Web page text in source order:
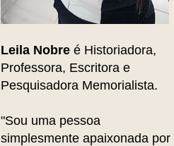
Leila Nobre é Historiadora,
Professora, Escritora e
Pesquisadora Memorialista.
"Sou uma pessoa
simplesmente apaixonada por